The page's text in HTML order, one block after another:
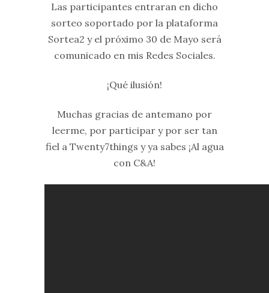
Las participantes entraran en dicho
sorteo soportado por la plataforma
Sortea2 y el próximo 30 de Mayo será
comunicado en mis Redes Sociales.
¡Qué ilusión!
Muchas gracias de antemano por
leerme, por participar y por ser tan
fiel a Twenty7things y ya sabes ¡Al agua
con C&A!